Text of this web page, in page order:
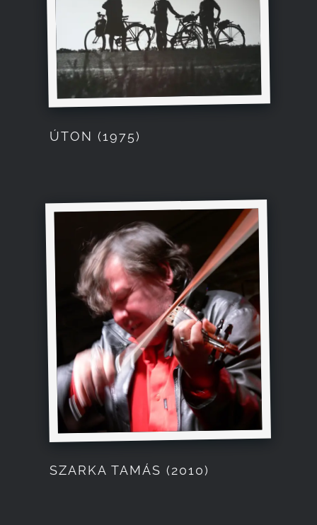
ÚTON (1975)
SZARKA TAMÁS (2010)